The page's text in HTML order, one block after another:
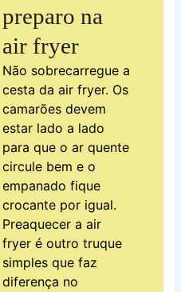
preparo na
air fryer
Não sobrecarregue a
cesta da air fryer. Os
camarões devem
estar lado a lado
para que o ar quente
circule bem e o
empanado fique
crocante por igual.
Preaquecer a air
fryer é outro truque
simples que faz
diferença no